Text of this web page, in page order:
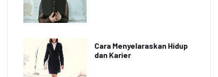
Cara Menyelaraskan Hidup
dan Karier